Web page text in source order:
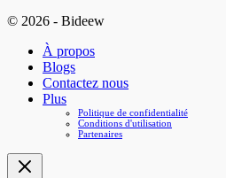
© 2026 - Bideew
À propos
Blogs
Contactez nous
Plus
Politique de confidentialité
Conditions d'utilisation
Partenaires